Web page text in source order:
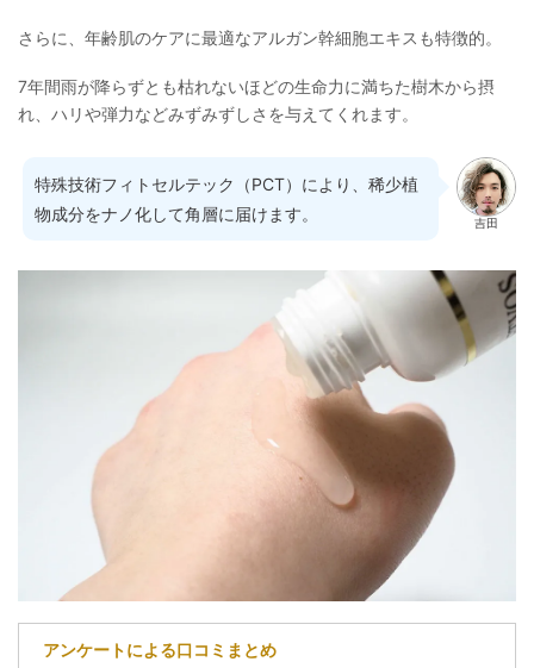
さらに、年齢肌のケアに最適なアルガン幹細胞エキスも特徴的。
7年間雨が降らずとも枯れないほどの生命力に満ちた樹木から摂
れ、ハリや弾力などみずみずしさを与えてくれます。
吉田
特殊技術フィトセルテック（PCT）により、稀少植
物成分をナノ化して角層に届けます。
アンケートによる口コミまとめ